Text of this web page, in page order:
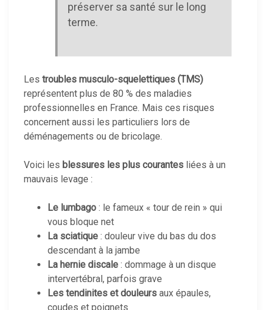
préserver sa santé sur le long
terme.
Les troubles musculo-squelettiques (TMS)
représentent plus de 80 % des maladies
professionnelles en France. Mais ces risques
concernent aussi les particuliers lors de
déménagements ou de bricolage.
Voici les blessures les plus courantes liées à un
mauvais levage :
Le lumbago : le fameux « tour de rein » qui
vous bloque net
La sciatique : douleur vive du bas du dos
descendant à la jambe
La hernie discale : dommage à un disque
intervertébral, parfois grave
Les tendinites et douleurs aux épaules,
coudes et poignets